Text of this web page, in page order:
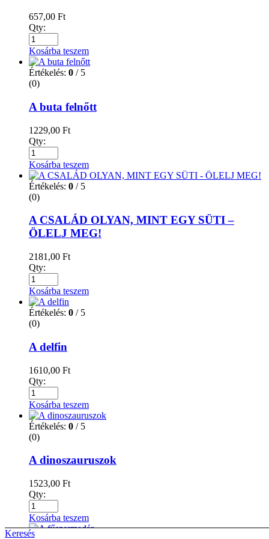
657,00 Ft
Qty:
Kosárba teszem
Értékelés: 0 / 5
(0)
A buta felnőtt
1229,00 Ft
Qty:
Kosárba teszem
Értékelés: 0 / 5
(0)
A CSALÁD OLYAN, MINT EGY SÜTI –
ÖLELJ MEG!
2181,00 Ft
Qty:
Kosárba teszem
Értékelés: 0 / 5
(0)
A delfin
1610,00 Ft
Qty:
Kosárba teszem
Értékelés: 0 / 5
(0)
A dinoszauruszok
1523,00 Ft
Qty:
Kosárba teszem
Keresés